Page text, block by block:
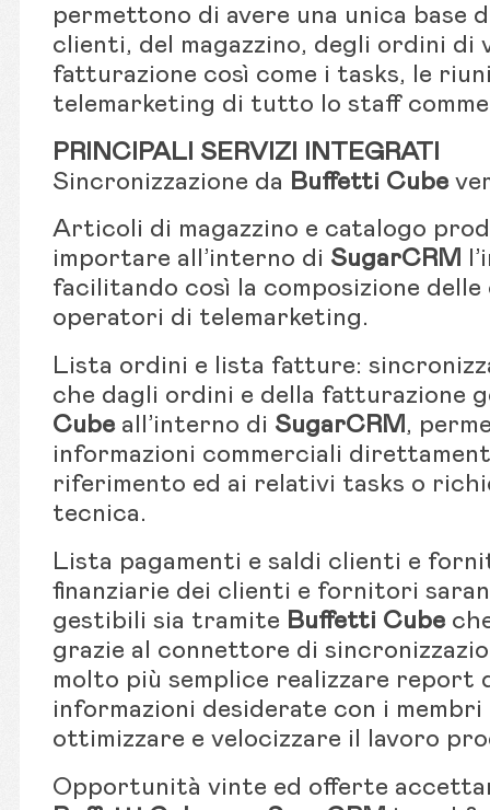
permettono di avere una unica base
clienti, del magazzino, degli ordini di
fatturazione così come i tasks, le
telemarketing di tutto lo staff
PRINCIPALI SERVIZI INTEGRATI
Sincronizzazione da Buffetti Cube
Articoli di magazzino e catalogo
importare all’interno di SugarCRM
facilitando così la composizione
operatori di telemarketing.
Lista ordini e lista fatture:
che dagli ordini e della fatturazione
Cubeall’interno di SugarCRM ,
informazioni commerciali
riferimento ed ai relativi tasks o
tecnica.
Lista pagamenti e saldi clienti e
finanziarie dei clienti e fornitori
gestibili sia tramite Buffetti Cube
grazie al connettore di
molto più semplice realizzare report
informazioni desiderate con i
ottimizzare e velocizzare il lavoro
Opportunità vinte ed offerte